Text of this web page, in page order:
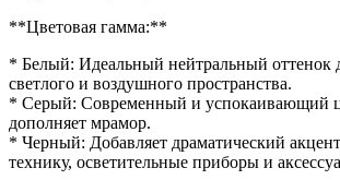
**Цветовая гамма:**
* Белый: Идеальный нейтральный оттенок
светлого и воздушного пространства.
* Серый: Современный и успокаивающий
дополняет мрамор.
* Черный: Добавляет драматический
технику, осветительные приборы и